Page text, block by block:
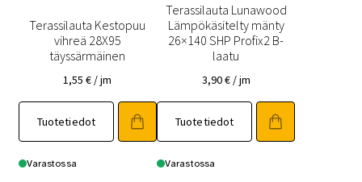
Terassilauta Kestopuu
vihreä 28X95
täyssärmäinen
1,55€ / jm
Tuotetiedot
Varastossa
Terassilauta Lunawood
Lämpökäsitelty mänty
26×140 SHP Profix2 B-
laatu
3,90€ / jm
Tuotetiedot
Varastossa